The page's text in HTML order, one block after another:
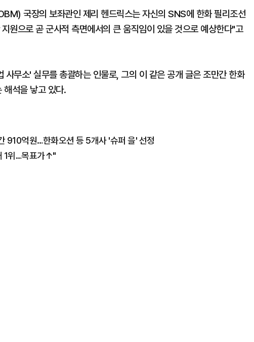
국장의 보좌관인 제리 헨드릭스는 자신의 SNS에 한화 필리조선
원으로 곧 군사적 측면에서의 큰 움직임이 있을 것으로 예상한다"고
사무소' 실무를 총괄하는 인물로, 그의 이 같은 공개 글은 조만간 한화
해석을 낳고 있다.
910억원…한화오션 등 5개사 '슈퍼 을' 선정
1위…목표가↑"